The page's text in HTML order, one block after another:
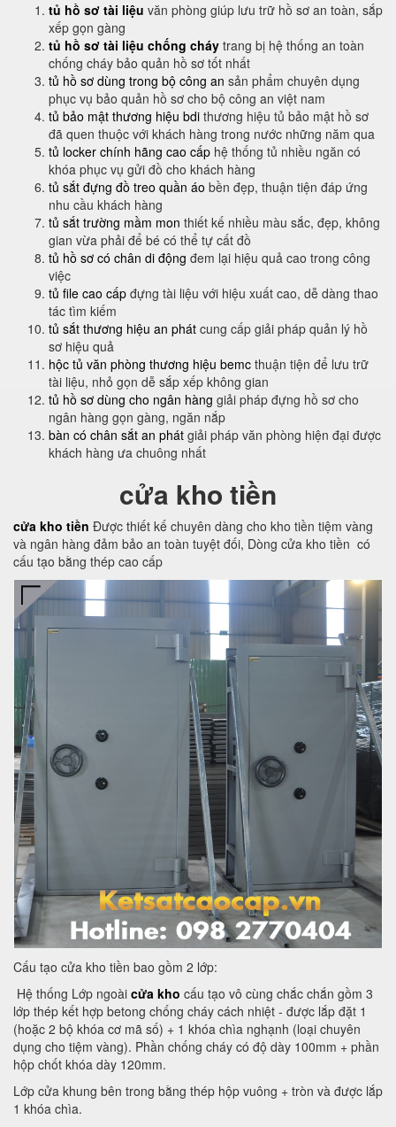
tủ hồ sơ tài liệu văn phòng giúp lưu trữ hồ sơ an toàn, sắp
xếp gọn gàng
tủ hồ sơ tài liệu chống cháy trang bị hệ thống an toàn
chống cháy bảo quản hồ sơ tốt nhất
tủ hồ sơ dùng trong bộ công an sản phẩm chuyên dụng
phục vụ bảo quản hồ sơ cho bộ công an việt nam
tủ bảo mật thương hiệu bdi thương hiệu tủ bảo mật hồ sơ
đã quen thuộc với khách hàng trong nước những năm qua
tủ locker chính hãng cao cấp hệ thống tủ nhiều ngăn có
khóa phục vụ gửi đồ cho khách hàng
tủ sắt đựng đồ treo quần áo bền đẹp, thuận tiện đáp ứng
nhu cầu khách hàng
tủ sắt trường mầm mon thiết kế nhiều màu sắc, đẹp, không
gian vừa phải để bé có thể tự cất đồ
tủ hồ sơ có chân di động đem lại hiệu quả cao trong công
việc
tủ file cao cấp đựng tài liệu với hiệu xuất cao, dễ dàng thao
tác tìm kiếm
tủ sắt thương hiệu an phát cung cấp giải pháp quản lý hồ
sơ hiệu quả
hộc tủ văn phòng thương hiệu bemc thuận tiện để lưu trữ
tài liệu, nhỏ gọn dễ sắp xếp không gian
tủ hồ sơ dùng cho ngân hàng giải pháp đựng hồ sơ cho
ngân hàng gọn gàng, ngăn nắp
bàn có chân sắt an phát giải pháp văn phòng hiện đại được
khách hàng ưa chuông nhất
cửa kho tiền
cửa kho tiền Được thiết kế chuyên dàng cho kho tiền tiệm vàng
và ngân hàng đảm bảo an toàn tuyệt đối, Dòng cửa kho tiền có
cấu tạo bằng thép cao cấp
Cấu tạo cửa kho tiền bao gồm 2 lớp:
Hệ thống Lớp ngoài cửa kho cấu tạo vô cùng chắc chắn gồm 3
lớp thép kết hợp betong chống cháy cách nhiệt - được lắp đặt 1
(hoặc 2 bộ khóa cơ mã số) + 1 khóa chìa nghạnh (loại chuyên
dụng cho tiệm vàng). Phần chống cháy có độ dày 100mm + phần
hộp chốt khóa dày 120mm.
Lớp cửa khung bên trong bằng thép hộp vuông + tròn và được lắp
1 khóa chìa.